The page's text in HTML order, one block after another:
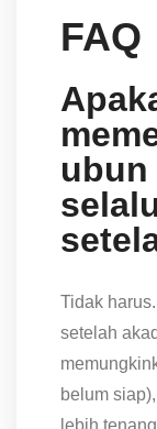
FAQ
Tidak
setelah
belum
lebih